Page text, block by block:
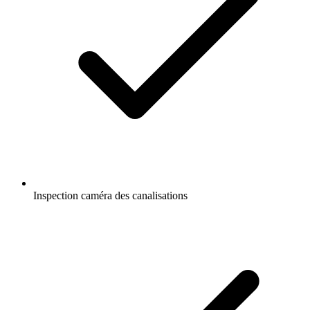
Inspection caméra des canalisations